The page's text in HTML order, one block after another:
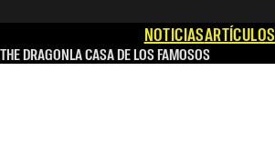
NOTICIASARTÍCULOS
DRAGONLA CASA DE LOS FAMOSOS